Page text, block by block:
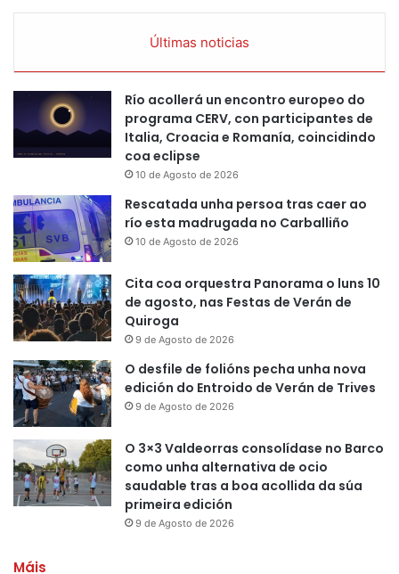
Últimas noticias
Río acollerá un encontro europeo do
programa CERV, con participantes de
Italia, Croacia e Romanía, coincidindo
coa eclipse
10 de Agosto de 2026
Rescatada unha persoa tras caer ao
río esta madrugada no Carballiño
10 de Agosto de 2026
Cita coa orquestra Panorama o luns 10
de agosto, nas Festas de Verán de
Quiroga
9 de Agosto de 2026
O desfile de folións pecha unha nova
edición do Entroido de Verán de Trives
9 de Agosto de 2026
O 3×3 Valdeorras consolídase no Barco
como unha alternativa de ocio
saudable tras a boa acollida da súa
primeira edición
9 de Agosto de 2026
Máis